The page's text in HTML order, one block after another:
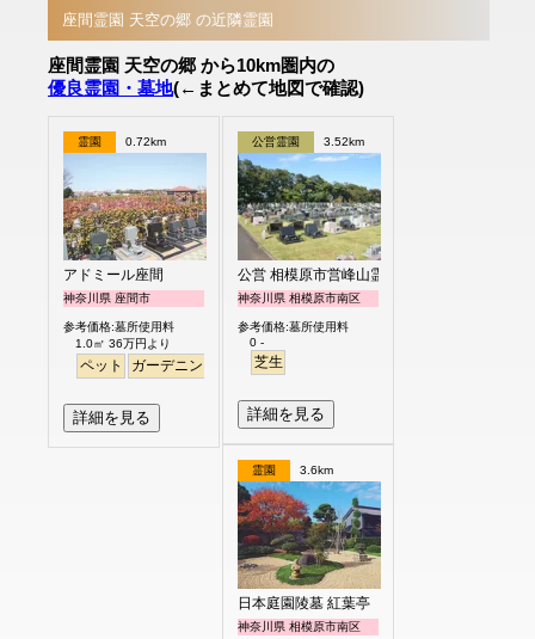
座間霊園 天空の郷 の近隣霊園
座間霊園 天空の郷 から10km圏内の
優良霊園・墓地(←まとめて地図で確認)
霊園 0.72km
アドミール座間
神奈川県 座間市
参考価格:墓所使用料
1.0㎡ 36万円より
ペット ガーデニング バリアフリー
詳細を見る
公営霊園 3.52km
公営 相模原市営峰山霊園
神奈川県 相模原市南区
参考価格:墓所使用料
0 -
芝生
詳細を見る
霊園 3.6km
日本庭園陵墓 紅葉亭
神奈川県 相模原市南区